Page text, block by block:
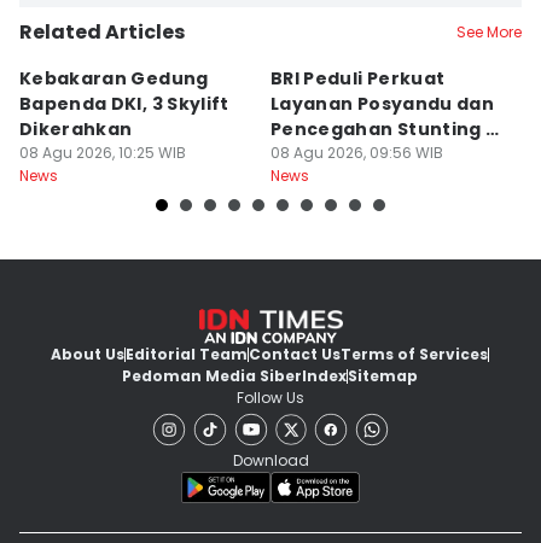
Related Articles See More
Kebakaran Gedung
Bapenda DKI, 3 Skylift
Dikerahkan
08 Agu 2026, 10:25 WIB
News
BRI Peduli Perkuat
Layanan Posyandu dan
Pencegahan Stunting di
Sleman
08 Agu 2026, 09:56 WIB
News
About UsEditorial TeamContact UsTerms of Services
Pedoman Media SiberIndexSitemap
Follow Us
Download